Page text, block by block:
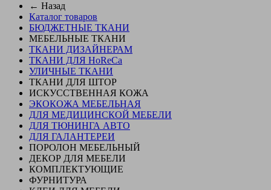
← Назад
Каталог товаров
БЮДЖЕТНЫЕ ТКАНИ
МЕБЕЛЬНЫЕ ТКАНИ
ТКАНИ ДИЗАЙНЕРАМ
ТКАНИ ДЛЯ HoReCa
УЛИЧНЫЕ ТКАНИ
ТКАНИ ДЛЯ ШТОР
ИСКУССТВЕННАЯ КОЖА
ЭКОКОЖА МЕБЕЛЬНАЯ
ДЛЯ МЕДИЦИНСКОЙ МЕБЕЛИ
ДЛЯ ТЮНИНГА АВТО
ДЛЯ ГАЛАНТЕРЕИ
ПОРОЛОН МЕБЕЛЬНЫЙ
ДЕКОР ДЛЯ МЕБЕЛИ
КОМПЛЕКТУЮЩИЕ
ФУРНИТУРА